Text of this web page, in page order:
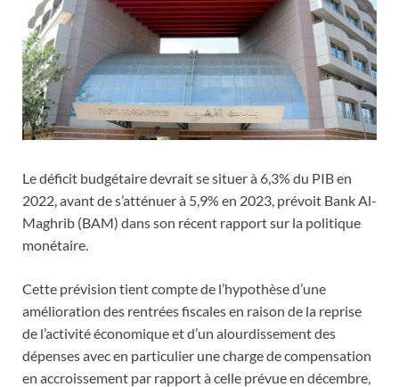
Le déficit budgétaire devrait se situer à 6,3% du PIB en
2022, avant de s’atténuer à 5,9% en 2023, prévoit Bank Al-
Maghrib (BAM) dans son récent rapport sur la politique
monétaire.
Cette prévision tient compte de l’hypothèse d’une
amélioration des rentrées fiscales en raison de la reprise
de l’activité économique et d’un alourdissement des
dépenses avec en particulier une charge de compensation
en accroissement par rapport à celle prévue en décembre,